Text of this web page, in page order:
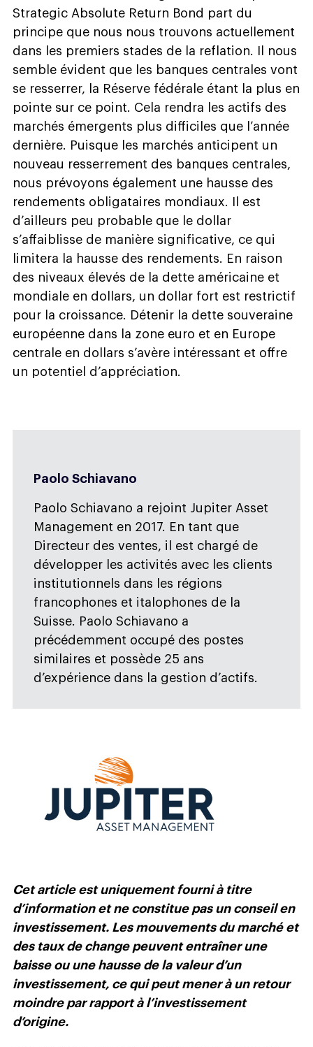
Strategic Absolute Return Bond part du
principe que nous nous trouvons actuellement
dans les premiers stades de la reflation. Il nous
semble évident que les banques centrales vont
se resserrer, la Réserve fédérale étant la plus en
pointe sur ce point. Cela rendra les actifs des
marchés émergents plus difficiles que l’année
dernière. Puisque les marchés anticipent un
nouveau resserrement des banques centrales,
nous prévoyons également une hausse des
rendements obligataires mondiaux. Il est
d’ailleurs peu probable que le dollar
s’affaiblisse de manière significative, ce qui
limitera la hausse des rendements. En raison
des niveaux élevés de la dette américaine et
mondiale en dollars, un dollar fort est restrictif
pour la croissance. Détenir la dette souveraine
européenne dans la zone euro et en Europe
centrale en dollars s’avère intéressant et offre
un potentiel d’appréciation.
Paolo Schiavano
Paolo Schiavano a rejoint Jupiter Asset
Management en 2017. En tant que
Directeur des ventes, il est chargé de
développer les activités avec les clients
institutionnels dans les régions
francophones et italophones de la
Suisse. Paolo Schiavano a
précédemment occupé des postes
similaires et possède 25 ans
d’expérience dans la gestion d’actifs.
Cet article est uniquement fourni à titre
d’information et ne constitue pas un conseil en
investissement. Les mouvements du marché et
des taux de change peuvent entraîner une
baisse ou une hausse de la valeur d’un
investissement, ce qui peut mener à un retour
moindre par rapport à l’investissement
d’origine.